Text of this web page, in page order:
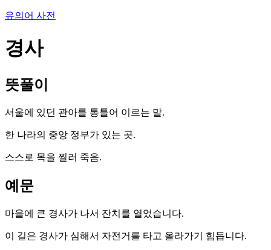
유의어 사전
경사
뜻풀이
서울에 있던 관아를 통틀어 이르는 말.
한 나라의 중앙 정부가 있는 곳.
스스로 목을 찔러 죽음.
예문
마을에 큰 경사가 나서 잔치를 열었습니다.
이 길은 경사가 심해서 자전거를 타고 올라가기 힘듭니다.